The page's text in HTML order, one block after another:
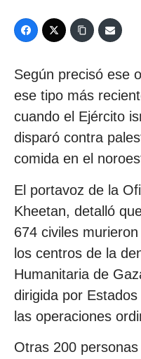
Según precisó ese
ese tipo más
cuando el Ejército
disparó contra
comida en el
El portavoz de la
Kheetan, detalló
674 civiles
los centros de la
Humanitaria de
dirigida por
las operaciones
Otras 200